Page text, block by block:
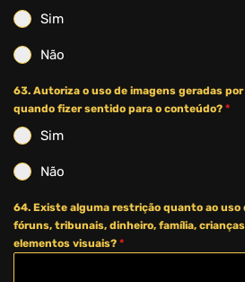
Sim
Não
63. Autoriza o uso de imagens geradas
quando fizer sentido para o conteúdo? *
Sim
Não
64. Existe alguma restrição quanto ao uso
fóruns, tribunais, dinheiro, família,
elementos visuais? *